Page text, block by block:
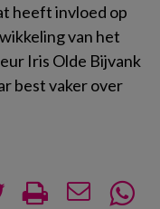
heeft invloed op
van het
Iris Olde Bijvank
best vaker over